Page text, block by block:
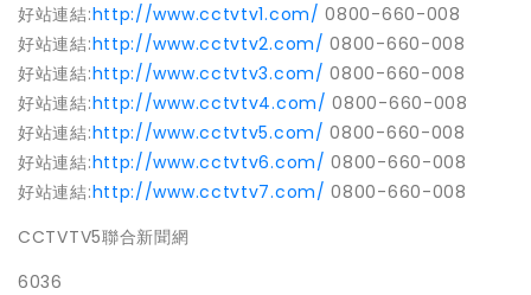
好站連結:http://www.cctvtv1.com/ 0800-660-008
好站連結:http://www.cctvtv2.com/ 0800-660-008
好站連結:http://www.cctvtv3.com/ 0800-660-008
好站連結:http://www.cctvtv4.com/ 0800-660-008
好站連結:http://www.cctvtv5.com/ 0800-660-008
好站連結:http://www.cctvtv6.com/ 0800-660-008
好站連結:http://www.cctvtv7.com/ 0800-660-008
CCTVTV5聯合新聞網
6036